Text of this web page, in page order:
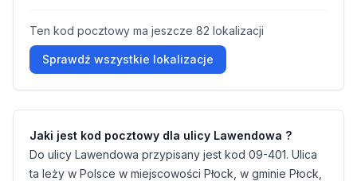
Ten kod pocztowy ma jeszcze 82 lokalizacji
Sprawdź wszystkie lokalizacje
Jaki jest kod pocztowy dla ulicy Lawendowa ?
Do ulicy Lawendowa przypisany jest kod 09-401. Ulica
ta leży w Polsce w miejscowości Płock, w gminie Płock,